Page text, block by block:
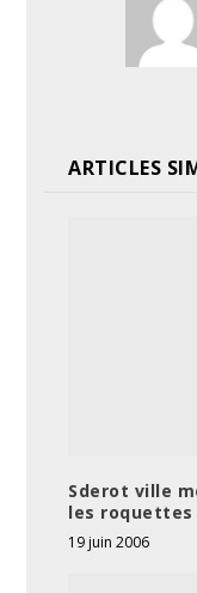
ARTICLES
Sderot ville
les roquettes
19 juin 2006